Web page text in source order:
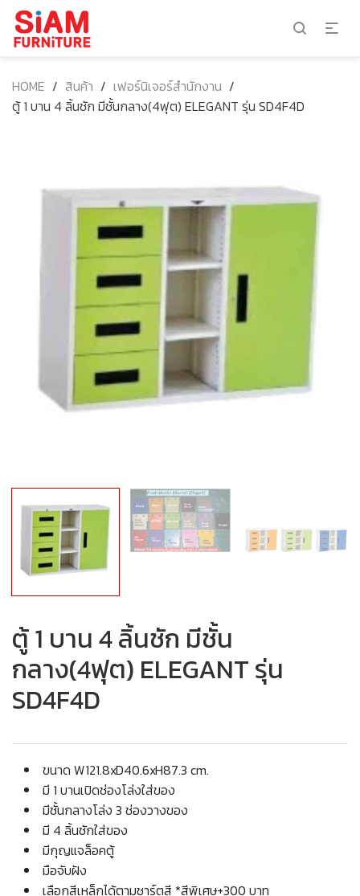
HOME / สินค้า / เฟอร์นิเจอร์สำนักงาน /
ตู้ 1 บาน 4 ลิ้นชัก มีชั้นกลาง(4ฟุต) ELEGANT รุ่น SD4F4D
ตู้ 1 บาน 4 ลิ้นชัก มีชั้น
กลาง(4ฟุต) ELEGANT รุ่น
SD4F4D
ขนาด W121.8xD40.6xH87.3 cm.
มี 1 บานเปิดช่องโล่งใส่ของ
มีชั้นกลางโล่ง 3 ช่องวางของ
มี 4 ลิ้นชักใส่ของ
มีกุญแจล็อคตู้
มือจับฝัง
เลือกสีเหล็กได้ตามชาร์ตสี *สีพิเศษ+300 บาท